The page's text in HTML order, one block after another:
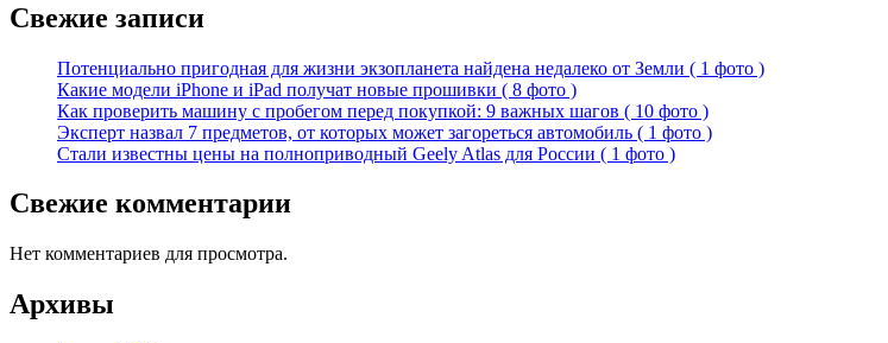
Свежие записи
Потенциально пригодная для жизни экзопланета найдена недалеко от Земли ( 1 фото )
Какие модели iPhone и iPad получат новые прошивки ( 8 фото )
Как проверить машину с пробегом перед покупкой: 9 важных шагов ( 10 фото )
Эксперт назвал 7 предметов, от которых может загореться автомобиль ( 1 фото )
Стали известны цены на полноприводный Geely Atlas для России ( 1 фото )
Свежие комментарии
Нет комментариев для просмотра.
Архивы